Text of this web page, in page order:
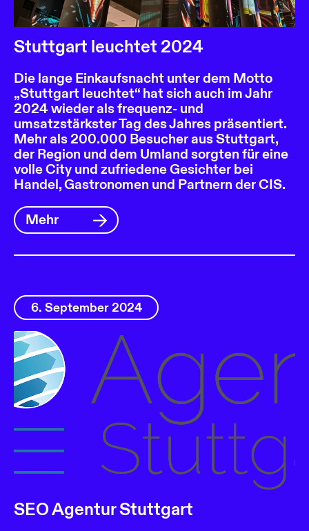
Stuttgart leuchtet 2024
Die lange Einkaufsnacht unter dem Motto
„Stuttgart leuchtet“ hat sich auch im Jahr
2024 wieder als frequenz- und
umsatzstärkster Tag des Jahres präsentiert.
Mehr als 200.000 Besucher aus Stuttgart,
der Region und dem Umland sorgten für eine
volle City und zufriedene Gesichter bei
Handel, Gastronomen und Partnern der CIS.
Mehr
6. September 2024
SEO Agentur Stuttgart